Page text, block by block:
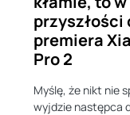
przyszłości
premiera
Pro 2
Myślę, że nikt nie
wyjdzie następca